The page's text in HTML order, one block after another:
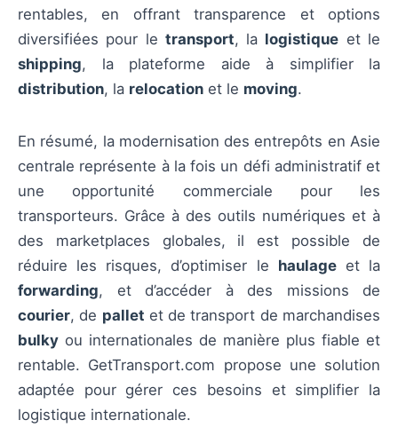
rentables, en offrant transparence et options
diversifiées pour le transport, la logistique et le
shipping, la plateforme aide à simplifier la
distribution, la relocation et le moving.
En résumé, la modernisation des entrepôts en Asie
centrale représente à la fois un défi administratif et
une opportunité commerciale pour les
transporteurs. Grâce à des outils numériques et à
des marketplaces globales, il est possible de
réduire les risques, d’optimiser le haulageet la
forwarding, et d’accéder à des missions de
courier, de pallet et de transport de marchandises
bulky ou internationales de manière plus fiable et
rentable. GetTransport.com propose une solution
adaptée pour gérer ces besoins et simplifier la
logistique internationale.